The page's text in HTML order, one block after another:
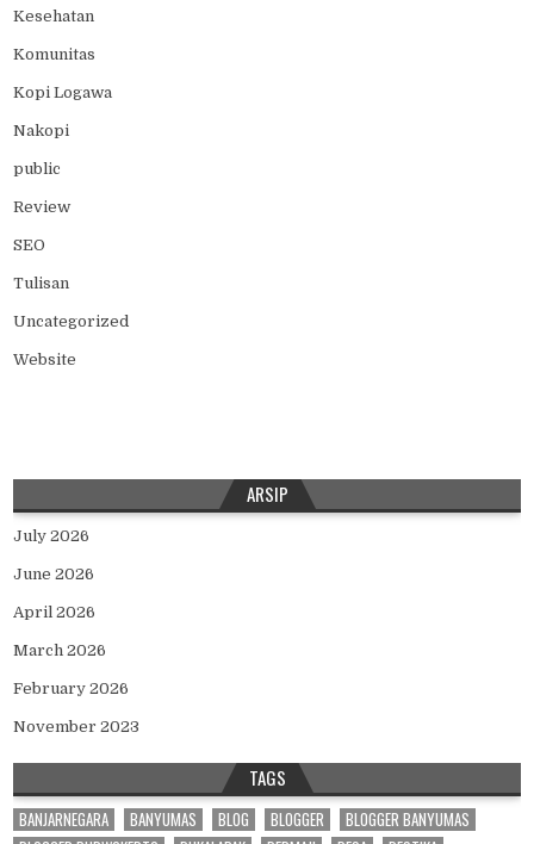
Kesehatan
Komunitas
Kopi Logawa
Nakopi
public
Review
SEO
Tulisan
Uncategorized
Website
ARSIP
July 2026
June 2026
April 2026
March 2026
February 2026
November 2023
TAGS
BANJARNEGARA BANYUMAS BLOG BLOGGER
BLOGGER BANYUMAS